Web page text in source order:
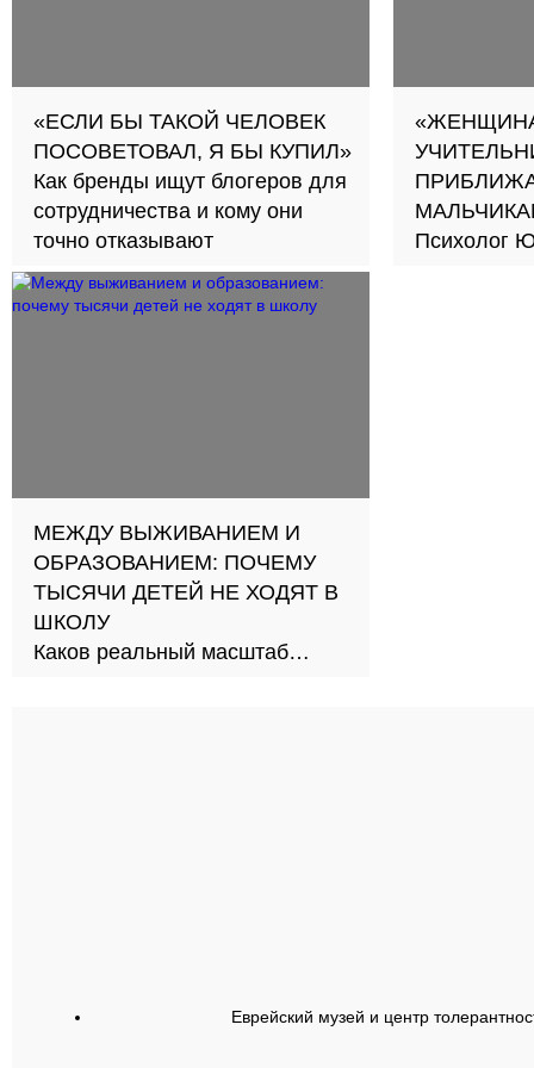
«ЕСЛИ БЫ ТАКОЙ ЧЕЛОВЕК
ПОСОВЕТОВАЛ, Я БЫ КУПИЛ»
Как бренды ищут блогеров для
сотрудничества и кому они
точно отказывают
Психолог
МЕЖДУ ВЫЖИВАНИЕМ И
ОБРАЗОВАНИЕМ: ПОЧЕМУ
ТЫСЯЧИ ДЕТЕЙ НЕ ХОДЯТ В
ШКОЛУ
Каков реальный масштаб
Еврейский музей и центр